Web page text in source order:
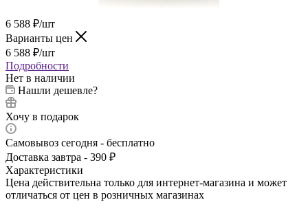
6 588 ₽/шт
Варианты цен
6 588 ₽/шт
Подробности
Нет в наличии
Нашли дешевле?
Хочу в подарок
Самовывоз сегодня - бесплатно
Доставка завтра - 390 ₽
Характеристики
Цена действительна только для интернет-магазина и может
отличаться от цен в розничных магазинах